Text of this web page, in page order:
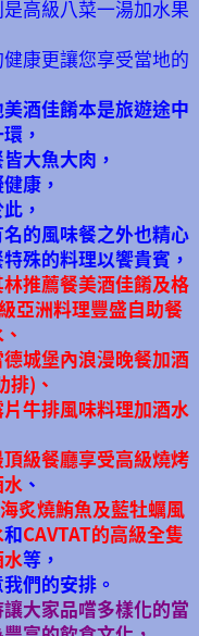
高級八菜一湯加水果
康更讓您享受當地的
酒佳餚本是旅遊途中
，
大魚大肉，
康，
，
的風味餐之外也精心
殊的料理以饗貴賓，
推薦餐美酒佳餚及格
亞洲料理豐盛自助餐
城堡內浪漫晚餐加酒
排)、
牛排風味料理加酒水
級餐廳享受高級燒烤
、
炙燒鮪魚及藍牡蠣風
和CAVTAT的高級全隻
等，
們的安排。
大家品嚐多樣化的當